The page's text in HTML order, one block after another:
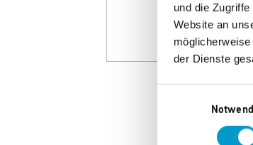
und die
Website an
der Dienste